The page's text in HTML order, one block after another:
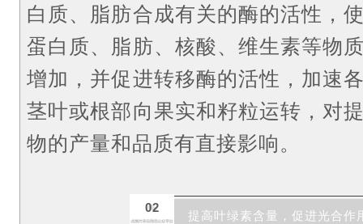
白质、脂肪合成有关的酶的活性，
蛋白质、脂肪、核酸、维生素等物
增加，并促进转移酶的活性，加速
茎叶或根部向果实和籽粒运转，对
物的产量和品质有直接影响。
02
提高叶绿素含量，促进光合作